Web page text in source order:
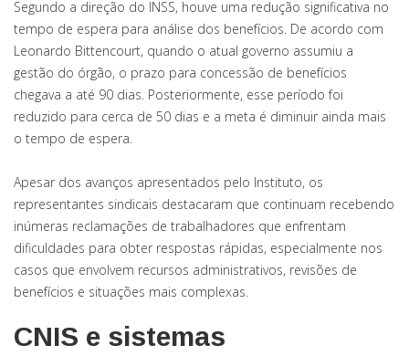
Segundo a direção do INSS, houve uma redução significativa no
tempo de espera para análise dos benefícios. De acordo com
Leonardo Bittencourt, quando o atual governo assumiu a
gestão do órgão, o prazo para concessão de benefícios
chegava a até 90 dias. Posteriormente, esse período foi
reduzido para cerca de 50 dias e a meta é diminuir ainda mais
o tempo de espera.
Apesar dos avanços apresentados pelo Instituto, os
representantes sindicais destacaram que continuam recebendo
inúmeras reclamações de trabalhadores que enfrentam
dificuldades para obter respostas rápidas, especialmente nos
casos que envolvem recursos administrativos, revisões de
benefícios e situações mais complexas.
CNIS e sistemas